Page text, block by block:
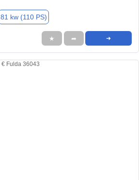
81 kw (110 PS)
★ ➦ ➜